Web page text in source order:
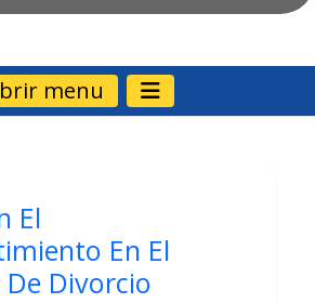
menu
El
En El
De Divorcio